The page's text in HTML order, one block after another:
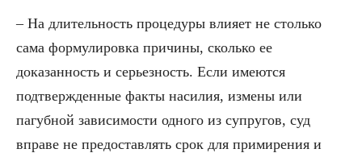
– На длительность процедуры влияет не столько
сама формулировка причины, сколько ее
доказанность и серьезность. Если имеются
подтвержденные факты насилия, измены или
пагубной зависимости одного из супругов, суд
вправе не предоставлять срок для примирения и